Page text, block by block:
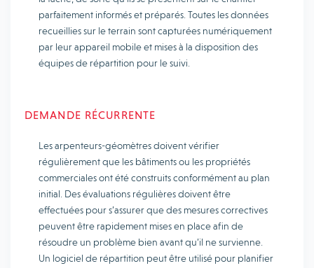
parfaitement informés et préparés. Toutes les données
recueillies sur le terrain sont capturées numériquement
par leur appareil mobile et mises à la disposition des
équipes de répartition pour le suivi.
DEMANDE RÉCURRENTE
Les arpenteurs-géomètres doivent vérifier
régulièrement que les bâtiments ou les propriétés
commerciales ont été construits conformément au plan
initial. Des évaluations régulières doivent être
effectuées pour s’assurer que des mesures correctives
peuvent être rapidement mises en place afin de
résoudre un problème bien avant qu’il ne survienne.
Un logiciel de répartition peut être utilisé pour planifier